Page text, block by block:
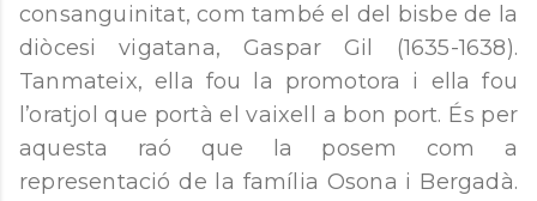
consanguinitat, com també el del bisbe de la
diòcesi vigatana, Gaspar Gil (1635-1638).
Tanmateix, ella fou la promotora i ella fou
l’oratjol que portà el vaixell a bon port. És per
aquesta raó que la posem com a
representació de la família Osona i Bergadà.